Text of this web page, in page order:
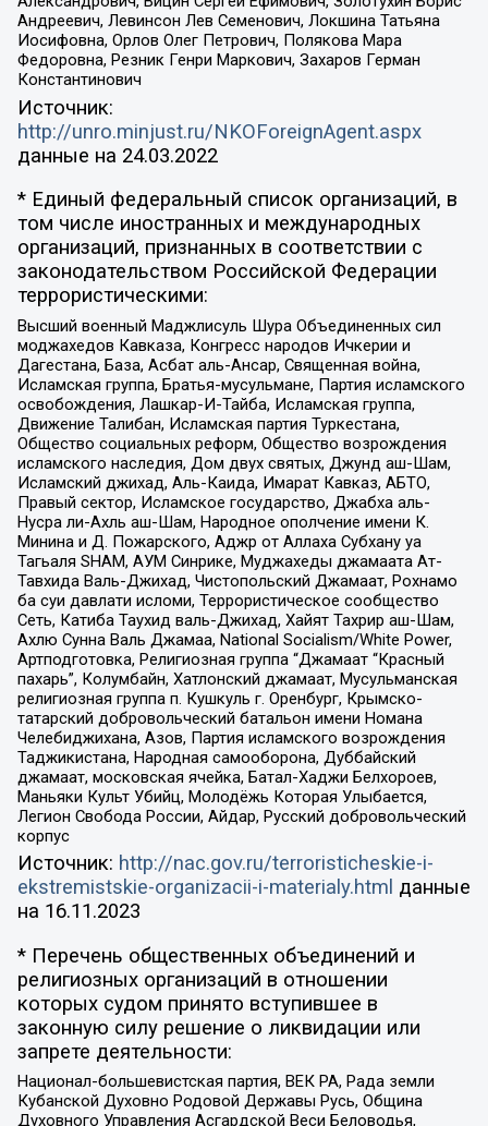
Андреевич, Левинсон Лев Семенович, Локшина Татьяна
Иосифовна, Орлов Олег Петрович, Полякова Мара
Федоровна, Резник Генри Маркович, Захаров Герман
Константинович
Источник:
http://unro.minjust.ru/NKOForeignAgent.aspx
данные на 24.03.2022
* Единый федеральный список организаций, в
том числе иностранных и международных
организаций, признанных в соответствии с
законодательством Российской Федерации
террористическими:
Высший военный Маджлисуль Шура Объединенных сил
моджахедов Кавказа, Конгресс народов Ичкерии и
Дагестана, База, Асбат аль-Ансар, Священная война,
Исламская группа, Братья-мусульмане, Партия исламского
освобождения, Лашкар-И-Тайба, Исламская группа,
Движение Талибан, Исламская партия Туркестана,
Общество социальных реформ, Общество возрождения
исламского наследия, Дом двух святых, Джунд аш-Шам,
Исламский джихад, Аль-Каида, Имарат Кавказ, АБТО,
Правый сектор, Исламское государство, Джабха аль-
Нусра ли-Ахль аш-Шам, Народное ополчение имени К.
Минина и Д. Пожарского, Аджр от Аллаха Субхану уа
Тагьаля SHAM, АУМ Синрике, Муджахеды джамаата Ат-
Тавхида Валь-Джихад, Чистопольский Джамаат, Рохнамо
ба суи давлати исломи, Террористическое сообщество
Сеть, Катиба Таухид валь-Джихад, Хайят Тахрир аш-Шам,
Ахлю Сунна Валь Джамаа, National Socialism/White Power,
Артподготовка, Религиозная группа “Джамаат “Красный
пахарь”, Колумбайн, Хатлонский джамаат, Мусульманская
религиозная группа п. Кушкуль г. Оренбург, Крымско-
татарский добровольческий батальон имени Номана
Челебиджихана, Азов, Партия исламского возрождения
Таджикистана, Народная самооборона, Дуббайский
джамаат, московская ячейка, Батал-Хаджи Белхороев,
Маньяки Культ Убийц, Молодёжь Которая Улыбается,
Легион Свобода России, Айдар, Русский добровольческий
корпус
Источник: http://nac.gov.ru/terroristicheskie-i-
ekstremistskie-organizacii-i-materialy.html данные
на 16.11.2023
* Перечень общественных объединений и
религиозных организаций в отношении
которых судом принято вступившее в
законную силу решение о ликвидации или
запрете деятельности:
Национал-большевистская партия, ВЕК РА, Рада земли
Кубанской Духовно Родовой Державы Русь, Община
Духовного Управления Асгардской Веси Беловодья,